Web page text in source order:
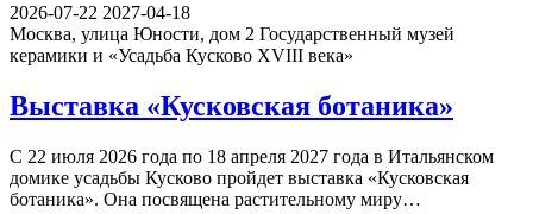
2026-07-22 2027-04-18
Москва, улица Юности, дом 2 Государственный музей
керамики и «Усадьба Кусково XVIII века»
Выставка «Кусковская ботаника»
С 22 июля 2026 года по 18 апреля 2027 года в Итальянском
домике усадьбы Кусково пройдет выставка «Кусковская
ботаника». Она посвящена растительному миру…